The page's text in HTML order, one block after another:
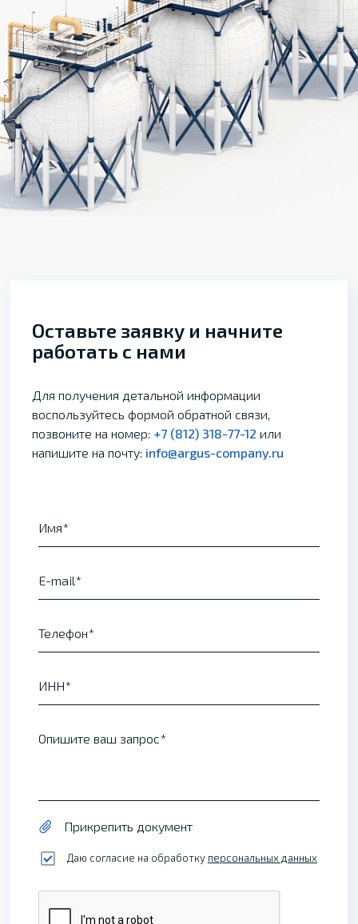
Оставьте заявку и начните
работать с нами
Для получения детальной информации
воспользуйтесь формой обратной связи,
позвоните на номер: +7 (812) 318-77-12 или
напишите на почту: info@argus-company.ru
Имя
E-mail
Телефон
ИНН
Опишите ваш запрос
Прикрепить документ
Даю согласие на обработку персональных данных